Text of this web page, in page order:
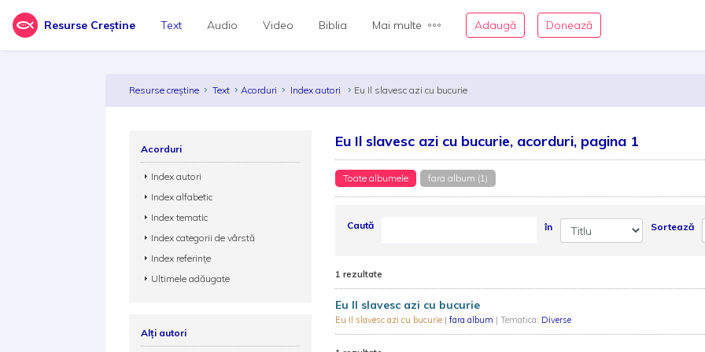
Resurse Creștine Text Audio Video Biblia Mai multe Adaugă Donează
Resurse creștine Text Acorduri Index autori Eu Il slavesc azi cu bucurie
Eu Il slavesc azi cu bucurie, acorduri, pagina 1
Toate albumele fara album (1)
Caută în Sortează
1 rezultate
Eu Il slavesc azi cu bucurie
Eu Il slavesc azi cu bucurie | fara album | Tematica: Diverse
Acorduri
Index autori
Index alfabetic
Index tematic
Index categorii de vârstă
Index referințe
Ultimele adăugate
Alți autori